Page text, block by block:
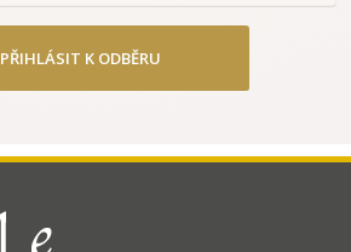
PŘIHLÁSIT K ODBĚRU